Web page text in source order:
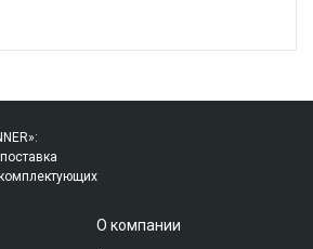
О компании